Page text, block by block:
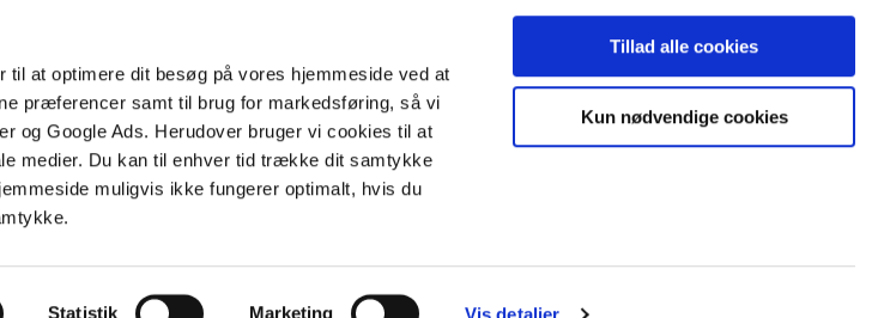
at optimere dit besøg på vores hjemmeside ved at
præferencer samt til brug for markedsføring, så vi
og Google Ads. Herudover bruger vi cookies til at
medier. Du kan til enhver tid trække dit samtykke
muligvis ikke fungerer optimalt, hvis du
Statistik Marketing Vis detaljer
Tillad alle cookies
Kun nødvendige cookies
Kontakt receptionen
+45 70 24 00 00
OrdblindetræningogForstå.dk.